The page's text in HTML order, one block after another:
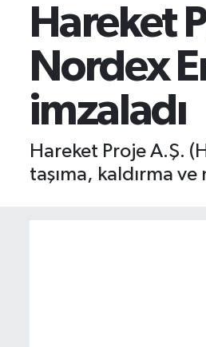
Hareket
Nordex
imzaladı
Hareket Proje A.Ş.
taşıma, kaldırma
Coin Isı Haritası
Ekonomik Takvim
Kiripto Para Piyasası
Gizlilik Sözleşmesi
Hakkımızda